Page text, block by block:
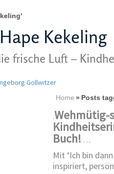
Hape Kekeling
frische Luft –
Gollwitzer
Home » Posts
.Wehmütig-
Buch! …
Mit ‘Ich bin
inspiriert,